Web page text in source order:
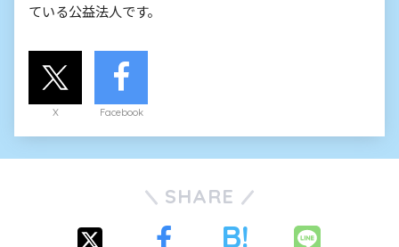
ている公益法人です。
X Facebook
SHARE